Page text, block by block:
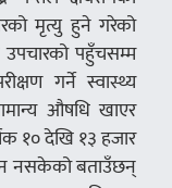
मृत्यु हुने गरेको
उपचारको पहुँचसम्म
गर्ने स्वास्थ्य
औषधि खाएर
१० देखि १३ हजार
नसकेको बताउँछन्